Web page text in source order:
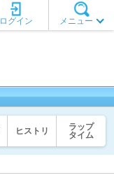
メニュー
ログイン
ヒストリ
ラップ
タイム